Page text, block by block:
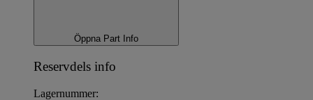
Öppna Part Info
Reservdels info
Lagernummer: